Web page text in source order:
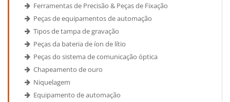
Ferramentas de Precisão & Peças de Fixação
Peças de equipamentos de automação
Tipos de tampa de gravação
Peças da bateria de íon de lítio
Peças do sistema de comunicação óptica
Chapeamento de ouro
Niquelagem
Equipamento de automação